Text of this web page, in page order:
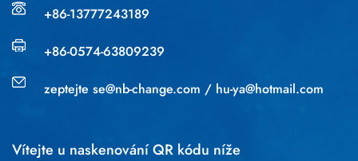
+86-13777243189
+86-0574-63809239
zeptejte se@nb-change.com / hu-ya@hotmail.com
Vítejte u naskenování QR kódu níže